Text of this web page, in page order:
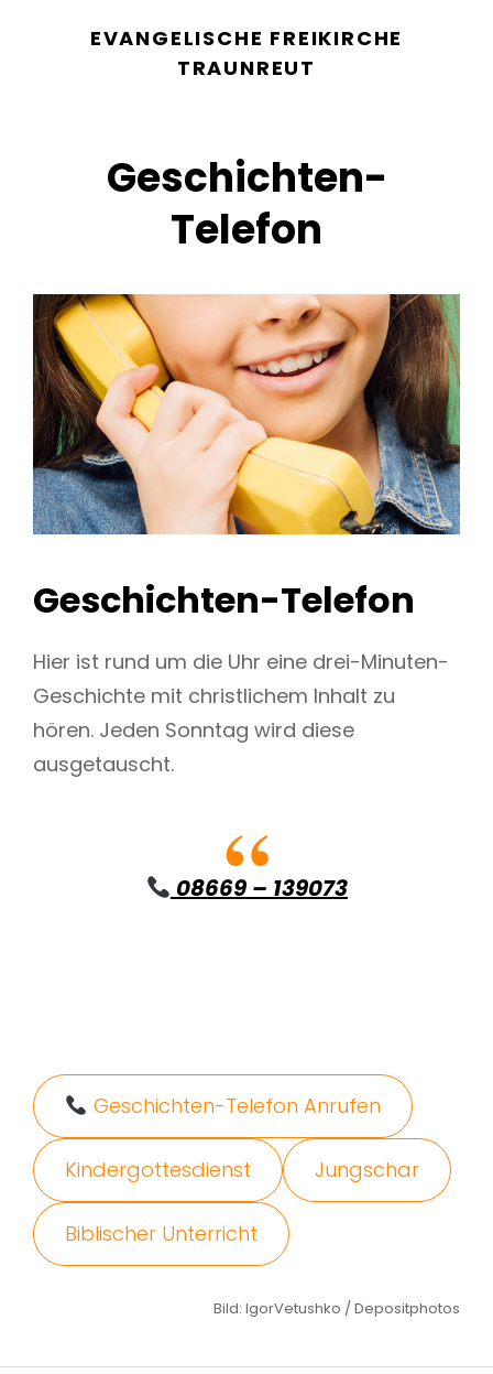
EVANGELISCHE FREIKIRCHE
TRAUNREUT
Geschichten-
Telefon
Geschichten-Telefon
Hier ist rund um die Uhr eine drei-Minuten-
Geschichte mit christlichem Inhalt zu
hören. Jeden Sonntag wird diese
ausgetauscht.
08669 – 139073
Geschichten-Telefon Anrufen
Kindergottesdienst Jungschar
Biblischer Unterricht
Bild: IgorVetushko / Depositphotos